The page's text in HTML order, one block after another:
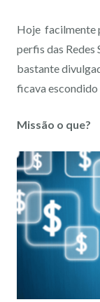
Hoje facilmente
perfis das Redes
bastante
ficava escondido
Missão o que?